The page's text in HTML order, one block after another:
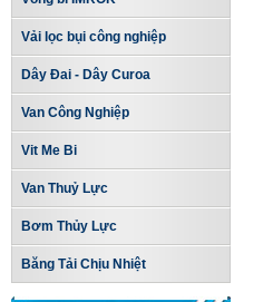
Vải lọc bụi công nghiệp
Dây Đai - Dây Curoa
Van Công Nghiệp
Vit Me Bi
Van Thuỷ Lực
Bơm Thủy Lực
Băng Tải Chịu Nhiệt